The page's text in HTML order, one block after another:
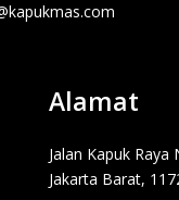
Alamat
Jalan Kapuk Raya
Jakarta Barat,